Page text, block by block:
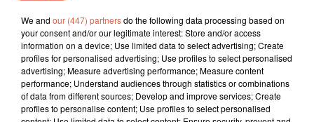
We and our (447) partnersdo the following data processing based on
your consent and/or our legitimate interest: Store and/or access
information on a device; Use limited data to select advertising; Create
profiles for personalised advertising; Use profiles to select personalised
advertising; Measure advertising performance; Measure content
performance; Understand audiences through statistics or combinations
of data from different sources; Develop and improve services; Create
profiles to personalise content; Use profiles to select personalised